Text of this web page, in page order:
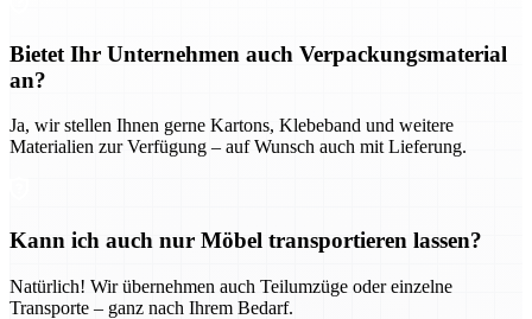
Bietet Ihr Unternehmen auch Verpackungsmaterial
an?
Ja, wir stellen Ihnen gerne Kartons, Klebeband und weitere
Materialien zur Verfügung – auf Wunsch auch mit Lieferung.
Kann ich auch nur Möbel transportieren lassen?
Natürlich! Wir übernehmen auch Teilumzüge oder einzelne
Transporte – ganz nach Ihrem Bedarf.